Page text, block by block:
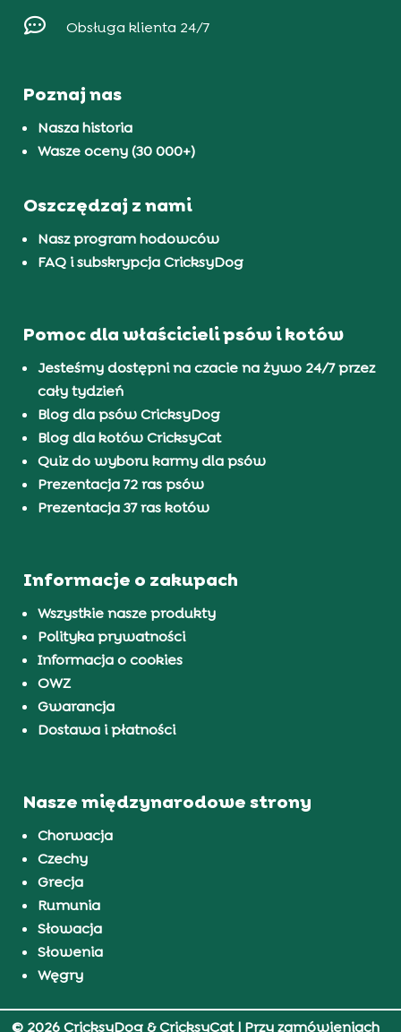
 Obsługa klienta 24/7
Poznaj nas
Nasza historia
Wasze oceny (30 000+)
Oszczędzaj z nami
Nasz program hodowców
FAQ i subskrypcja CricksyDog
Pomoc dla właścicieli psów i kotów
Jesteśmy dostępni na czacie na żywo 24/7 przez
cały tydzień
Blog dla psów CricksyDog
Blog dla kotów CricksyCat
Quiz do wyboru karmy dla psów
Prezentacja 72 ras psów
Prezentacja 37 ras kotów
Informacje o zakupach
Wszystkie nasze produkty
Polityka prywatności
Informacja o cookies
OWZ
Gwarancja
Dostawa i płatności
Nasze międzynarodowe strony
Chorwacja
Czechy
Grecja
Rumunia
Słowacja
Słowenia
Węgry
© 2026 CricksyDog & CricksyCat| Przy zamówieniach